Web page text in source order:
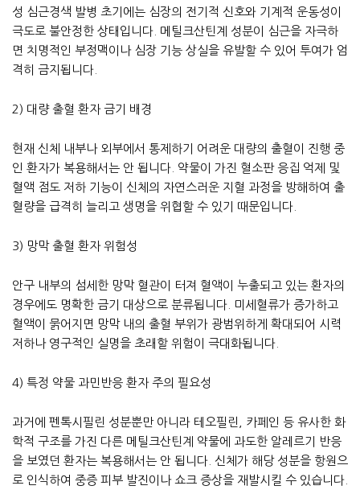
성 심근경색 발병 초기에는 심장의 전기적 신호와 기계적 운동성이
극도로 불안정한 상태입니다. 메틸크산틴계 성분이 심근을 자극하
면 치명적인 부정맥이나 심장 기능 상실을 유발할 수 있어 투여가 엄
격히 금지됩니다.
2) 대량 출혈 환자 금기 배경
현재 신체 내부나 외부에서 통제하기 어려운 대량의 출혈이 진행 중
인 환자가 복용해서는 안 됩니다. 약물이 가진 혈소판 응집 억제 및
혈액 점도 저하 기능이 신체의 자연스러운 지혈 과정을 방해하여 출
혈량을 급격히 늘리고 생명을 위협할 수 있기 때문입니다.
3) 망막 출혈 환자 위험성
안구 내부의 섬세한 망막 혈관이 터져 혈액이 누출되고 있는 환자의
경우에도 명확한 금기 대상으로 분류됩니다. 미세혈류가 증가하고
혈액이 묽어지면 망막 내의 출혈 부위가 광범위하게 확대되어 시력
저하나 영구적인 실명을 초래할 위험이 극대화됩니다.
4) 특정 약물 과민반응 환자 주의 필요성
과거에 펜톡시필린 성분뿐만 아니라 테오필린, 카페인 등 유사한 화
학적 구조를 가진 다른 메틸크산틴계 약물에 과도한 알레르기 반응
을 보였던 환자는 복용해서는 안 됩니다. 신체가 해당 성분을 항원으
로 인식하여 중증 피부 발진이나 쇼크 증상을 재발시킬 수 있습니다.